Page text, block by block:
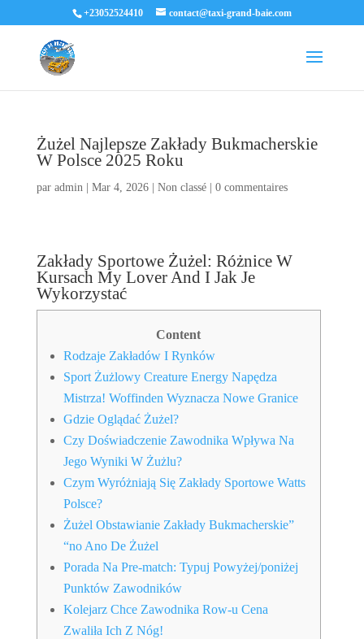
+23052524410 contact@taxi-grand-baie.com
Żużel Najlepsze Zakłady Bukmacherskie
W Polsce 2025 Roku
par admin| Mar 4, 2026| Non classé| 0 commentaires
Zakłady Sportowe Żużel: Różnice W
Kursach My Lover And I Jak Je
Wykorzystać
Content
Rodzaje Zakładów I Rynków
Sport Żużlowy Creature Energy Napędza
Mistrza! Woffinden Wyznacza Nowe Granice
Gdzie Oglądać Żużel?
Czy Doświadczenie Zawodnika Wpływa Na
Jego Wyniki W Żużlu?
Czym Wyróżniają Się Zakłady Sportowe Watts
Polsce?
Żużel Obstawianie Zakłady Bukmacherskie”
“no Ano De Żużel
Porada Na Pre-match: Typuj Powyżej/poniżej
Punktów Zawodników
Kolejarz Chce Zawodnika Row-u Cena
Zwaliła Ich Z Nóg!